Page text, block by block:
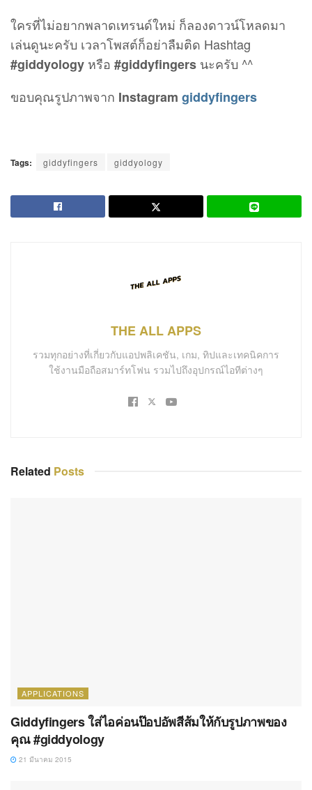
ใครที่ไม่อยากพลาดเทรนด์ใหม่ ก็ลองดาวน์โหลดมา
เล่นดูนะครับ เวลาโพสต์ก็อย่าลืมติด Hashtag
#giddyology หรือ #giddyfingers นะครับ ^^
ขอบคุณรูปภาพจาก Instagram giddyfingers
Tags: giddyfingers giddyology
THE ALL APPS
รวมทุกอย่างที่เกี่ยวกับแอปพลิเคชัน, เกม, ทิปและเทคนิคการ
ใช้งานมือถือสมาร์ทโฟน รวมไปถึงอุปกรณ์ไอทีต่างๆ
Related Posts
APPLICATIONS
Giddyfingers ใส่ไอค่อนป๊อปอัพสีส้มให้กับรูปภาพของ
คุณ #giddyology
21 มีนาคม 2015